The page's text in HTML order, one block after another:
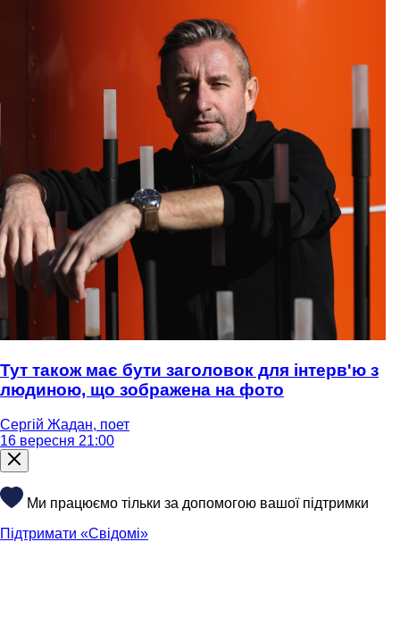
Тут також має бути заголовок для інтерв'ю з
людиною, що зображена на фото
Сергій Жадан, поет
16 вересня 21:00
Ми працюємо тільки за допомогою вашої підтримки
Підтримати «Свідомі»